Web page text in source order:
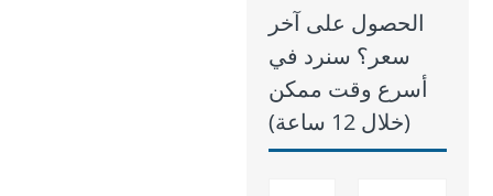
الحصول على آخر
سعر؟ سنرد في
أسرع وقت ممكن
(خلال 12 ساعة)